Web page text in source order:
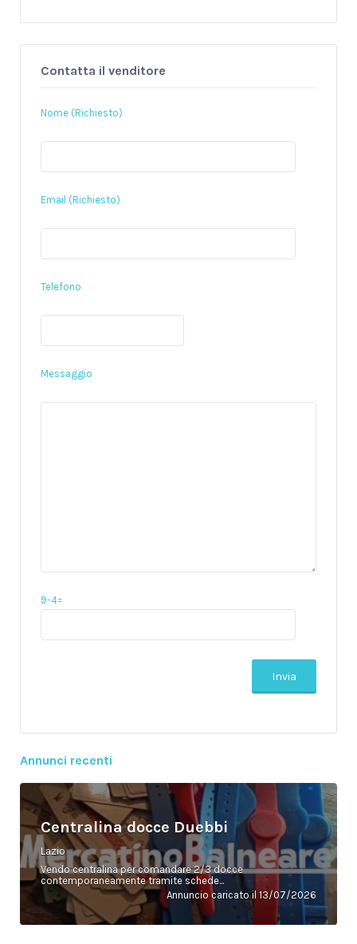
Contatta il venditore
Nome (Richiesto)
Email (Richiesto)
Telefono
Messaggio
9-4=
Annunci recenti
Centralina docce Duebbi
Lazio
Vendo centralina per comandare 2/3 docce
contemporaneamente tramite schede...
Annuncio caricato il 13/07/2026